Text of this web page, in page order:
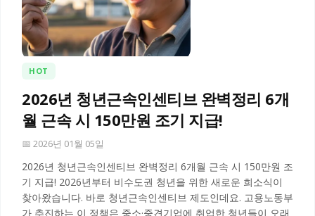
HOT
2026년 청년근속인센티브 완벽정리 6개
월 근속 시 150만원 조기 지급!
📅 2026년 01월 05일
2026년 청년근속인센티브 완벽정리 6개월 근속 시 150만원 조
기 지급! 2026년부터 비수도권 청년을 위한 새로운 희소식이
찾아왔습니다. 바로 청년근속인센티브 제도인데요. 고용노동부
가 추진하는 이 정책은 중소·중견기업에 취업한 청년들이 오래